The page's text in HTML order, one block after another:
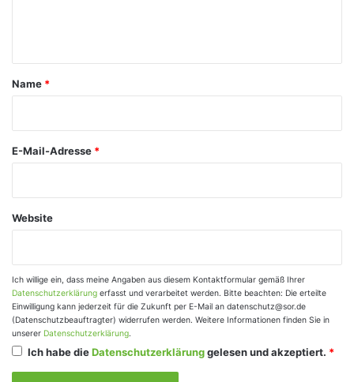
a
Name *
E-Mail-Adresse *
Website
Ich willige ein, dass meine Angaben aus diesem Kontaktformular gemäß Ihrer
Datenschutzerklärung erfasst und verarbeitet werden. Bitte beachten: Die erteilte
Einwilligung kann jederzeit für die Zukunft per E-Mail an datenschutz@sor.de
(Datenschutzbeauftragter) widerrufen werden. Weitere Informationen finden Sie in
unserer Datenschutzerklärung.
Ich habe dieDatenschutzerklärunggelesen und akzeptiert. *